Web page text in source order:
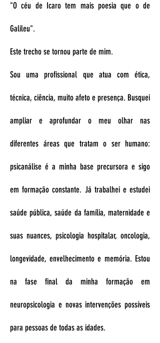
"O céu de Icaro tem mais poesia que o de
Galileu".
Este trecho se tornou parte de mim.
Sou uma profissional que atua com ética,
técnica, ciência, muito afeto e presença. Busquei
ampliar e aprofundar o meu olhar nas
diferentes áreas que tratam o ser humano:
psicanálise é a minha base precursora e sigo
em formação constante. Já trabalhei e estudei
saúde pública, saúde da família, maternidade e
suas nuances, psicologia hospitalar, oncologia,
longevidade, envelhecimento e memória. Estou
na fase final da minha formação em
neuropsicologia e novas intervenções possíveis
para pessoas de todas as idades.